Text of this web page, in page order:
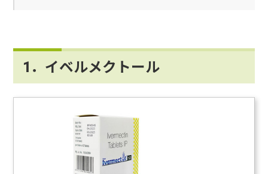
1．イベルメクトール